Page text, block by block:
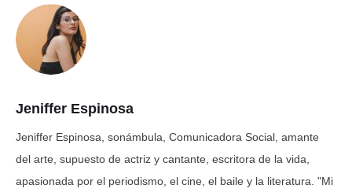
Jeniffer Espinosa
Jeniffer Espinosa, sonámbula, Comunicadora Social, amante
del arte, supuesto de actriz y cantante, escritora de la vida,
apasionada por el periodismo, el cine, el baile y la literatura. "Mi